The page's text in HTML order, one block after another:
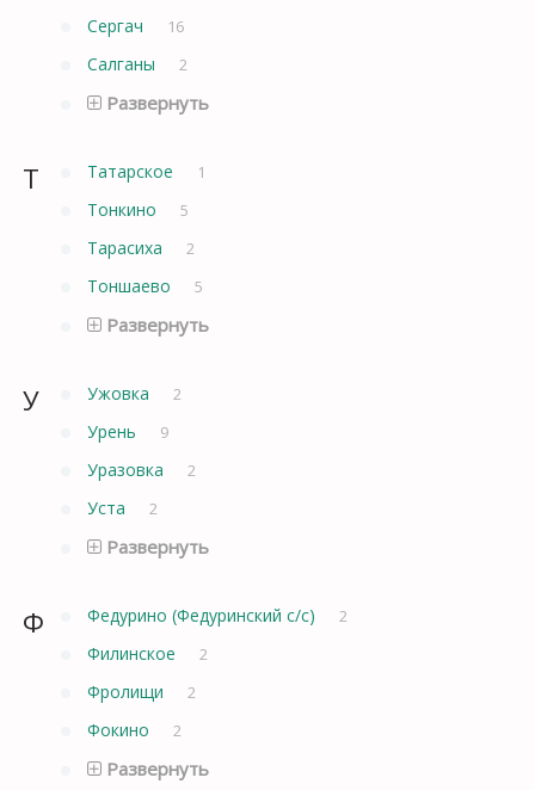
Сергач 16
Салганы 2
Развернуть
Т Татарское 1
Тонкино 5
Тарасиха 2
Тоншаево 5
Развернуть
У Ужовка 2
Урень 9
Уразовка 2
Уста 2
Развернуть
Ф Федурино (Федуринский с/с) 2
Филинское 2
Фролищи 2
Фокино 2
Развернуть